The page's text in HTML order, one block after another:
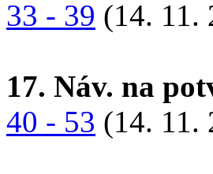
33 - 39 (14. 11.
17. Náv. na
40 - 53 (14. 11.